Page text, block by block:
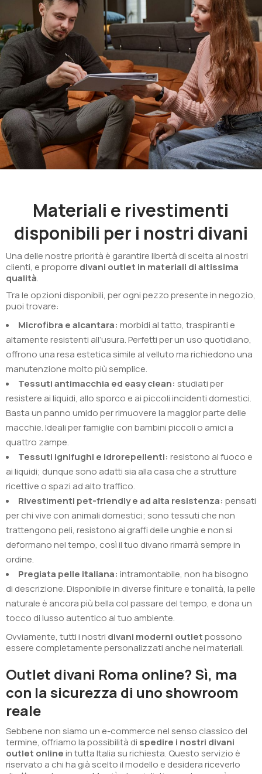
Materiali e rivestimenti
disponibili per i nostri divani
Una delle nostre priorità è garantire libertà di scelta ai nostri
clienti, e proporre divani outlet in materiali di altissima
qualità.
Tra le opzioni disponibili, per ogni pezzo presente in negozio,
puoi trovare:
Microfibra e alcantara: morbidi al tatto, traspiranti e
altamente resistenti all’usura. Perfetti per un uso quotidiano,
offrono una resa estetica simile al velluto ma richiedono una
manutenzione molto più semplice.
Tessuti antimacchia ed easy clean: studiati per
resistere ai liquidi, allo sporco e ai piccoli incidenti domestici.
Basta un panno umido per rimuovere la maggior parte delle
macchie. Ideali per famiglie con bambini piccoli o amici a
quattro zampe.
Tessuti ignifughi e idrorepellenti: resistono al fuoco e
ai liquidi; dunque sono adatti sia alla casa che a strutture
ricettive o spazi ad alto traffico.
Rivestimenti pet-friendly e ad alta resistenza: pensati
per chi vive con animali domestici; sono tessuti che non
trattengono peli, resistono ai graffi delle unghie e non si
deformano nel tempo, così il tuo divano rimarrà sempre in
ordine.
Pregiata pelle italiana: intramontabile, non ha bisogno
di descrizione. Disponibile in diverse finiture e tonalità, la pelle
naturale è ancora più bella col passare del tempo, e dona un
tocco di lusso autentico al tuo ambiente.
Ovviamente, tutti i nostri divani moderni outletpossono
essere completamente personalizzati anche nei materiali.
Outlet divani Roma online? Sì, ma
con la sicurezza di uno showroom
reale
Sebbene non siamo un e-commerce nel senso classico del
termine, offriamo la possibilità di spedire i nostri divani
outlet onlinein tutta Italia su richiesta. Questo servizio è
riservato a chi ha già scelto il modello e desidera riceverlo